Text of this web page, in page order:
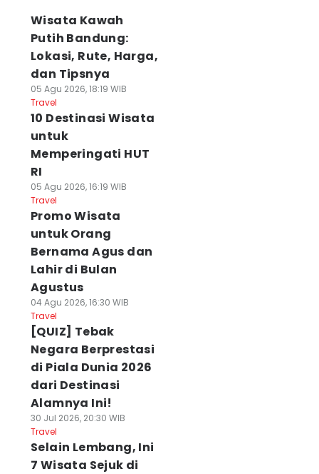
Wisata Kawah
Putih Bandung:
Lokasi, Rute, Harga,
dan Tipsnya
05 Agu 2026, 18:19 WIB
Travel
10 Destinasi Wisata
untuk
Memperingati HUT
RI
05 Agu 2026, 16:19 WIB
Travel
Promo Wisata
untuk Orang
Bernama Agus dan
Lahir di Bulan
Agustus
04 Agu 2026, 16:30 WIB
Travel
[QUIZ] Tebak
Negara Berprestasi
di Piala Dunia 2026
dari Destinasi
Alamnya Ini!
30 Jul 2026, 20:30 WIB
Travel
Selain Lembang, Ini
7 Wisata Sejuk di